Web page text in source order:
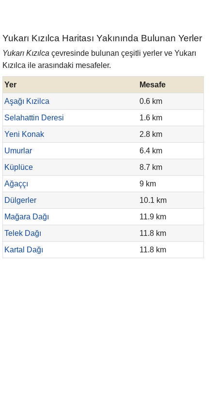
Yukarı Kızılca Haritası Yakınında Bulunan Yerler
Yukarı Kızılca çevresinde bulunan çeşitli yerler ve Yukarı
Kızılca ile arasındaki mesafeler.
Yer
Mesafe
Aşağı Kızilca
0.6 km
Selahattin Deresi
1.6 km
Yeni Konak
2.8 km
Umurlar
6.4 km
Küplüce
8.7 km
Ağaççı
9 km
Dülgerler
10.1 km
Mağara Dağı
11.9 km
Telek Dağı
11.8 km
Kartal Dağı
11.8 km